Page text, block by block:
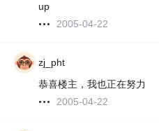
up
2005-04-22
zj_pht
恭喜楼主，我也正在努力
2005-04-22